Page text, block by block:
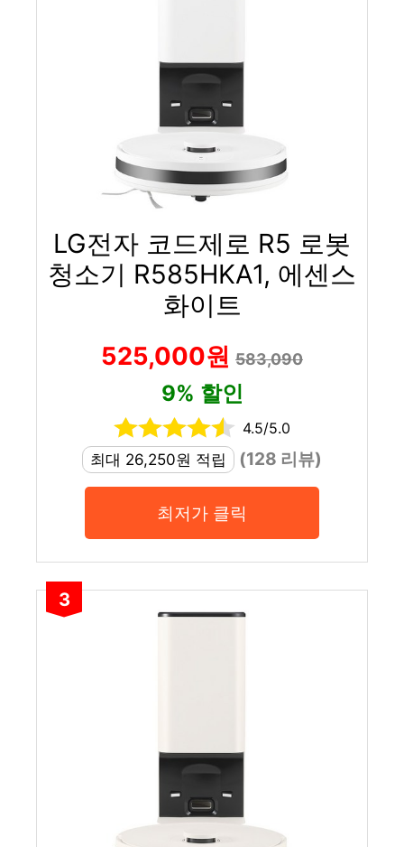
LG전자 코드제로 R5 로봇
청소기 R585HKA1, 에센스
화이트
525,000원 583,090
9% 할인
4.5/5.0
최대 26,250원 적립
(128 리뷰)
최저가 클릭
3